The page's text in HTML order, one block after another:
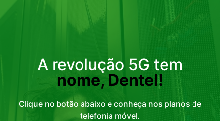
A revolução 5G tem
nome, Dentel!
Clique no botão abaixo e conheça nos planos de
telefonia móvel.